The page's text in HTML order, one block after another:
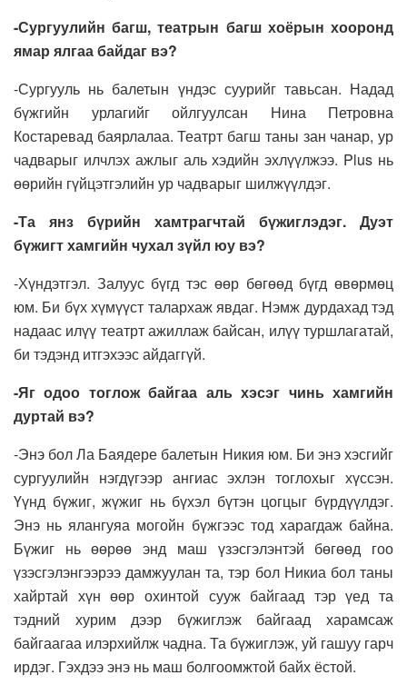
-Сургуулийн багш, театрын багш хоёрын хооронд
ямар ялгаа байдаг вэ?
-Сургууль нь балетын үндэс суурийг тавьсан. Надад
бүжгийн урлагийг ойлгуулсан Нина Петровна
Костаревад баярлалаа. Театрт багш таны зан чанар, ур
чадварыг илчлэх ажлыг аль хэдийн эхлүүлжээ. Plus нь
өөрийн гүйцэтгэлийн ур чадварыг шилжүүлдэг.
-Та янз бүрийн хамтрагчтай бүжиглэдэг. Дуэт
бүжигт хамгийн чухал зүйл юу вэ?
-Хүндэтгэл. Залуус бүгд тэс өөр бөгөөд бүгд өвөрмөц
юм. Би бүх хүмүүст талархаж явдаг. Нэмж дурдахад тэд
надаас илүү театрт ажиллаж байсан, илүү туршлагатай,
би тэдэнд итгэхээс айдаггүй.
-Яг одоо тоглож байгаа аль хэсэг чинь хамгийн
дуртай вэ?
-Энэ бол Ла Баядере балетын Никия юм. Би энэ хэсгийг
сургуулийн нэгдүгээр ангиас эхлэн тоглохыг хүссэн.
Үүнд бүжиг, жүжиг нь бүхэл бүтэн цогцыг бүрдүүлдэг.
Энэ нь ялангуяа могойн бүжгээс тод харагдаж байна.
Бүжиг нь өөрөө энд маш үзэсгэлэнтэй бөгөөд гоо
үзэсгэлэнгээрээ дамжуулан та, тэр бол Никиа бол таны
хайртай хүн өөр охинтой сууж байгаад тэр үед та
тэдний хурим дээр бүжиглэж байгаад харамсаж
байгаагаа илэрхийлж чадна. Та бүжиглэж, уй гашуу гарч
ирдэг. Гэхдээ энэ нь маш болгоомжтой байх ёстой.